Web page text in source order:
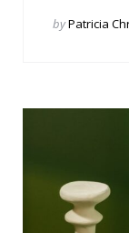
Posted
byPatricia